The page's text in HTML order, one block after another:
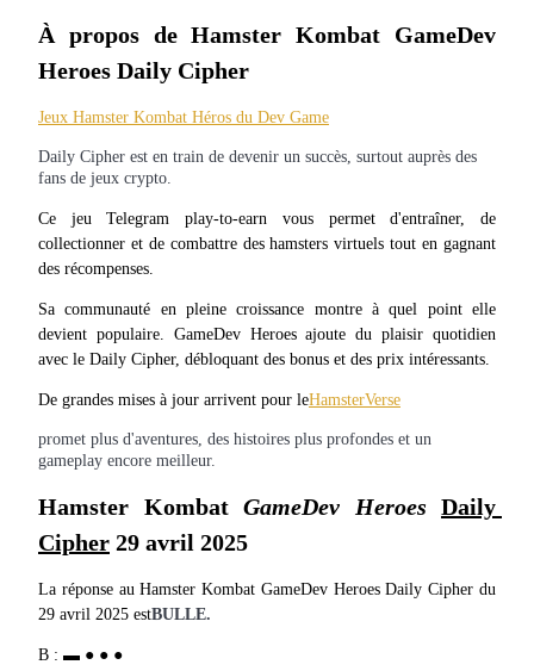
Produits dérivés sur actions, forex, métaux précieux et matières
premières
Futures USDC
Futures utilisant l'USDC comme garantie
Copie de Trading
À propos de Hamster Kombat GameDev
Heroes Daily Cipher
Jeux Hamster Kombat Héros du Dev Game
Daily Cipher est en train de devenir un succès, surtout auprès des
fans de jeux crypto.
Ce jeu Telegram play-to-earn vous permet d'entraîner, de
collectionner et de combattre des hamsters virtuels tout en gagnant
des récompenses.
Sa communauté en pleine croissance montre à quel point elle
devient populaire. GameDev Heroes ajoute du plaisir quotidien
avec le Daily Cipher, débloquant des bonus et des prix intéressants.
De grandes mises à jour arrivent pour leHamsterVerse
promet plus d'aventures, des histoires plus profondes et un
gameplay encore meilleur.
Hamster Kombat GameDev Heroes Daily
Cipher 29 avril 2025
La réponse au Hamster Kombat GameDev Heroes Daily Cipher du
29 avril 2025 estBULLE.
B : ▬ ● ● ●